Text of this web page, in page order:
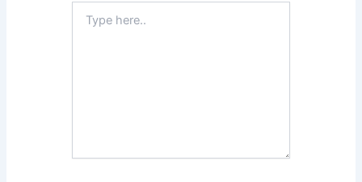
here..